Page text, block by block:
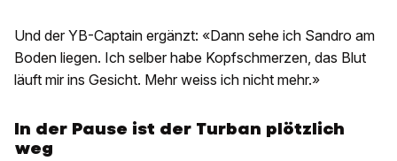
Und der YB-Captain ergänzt: «Dann sehe ich Sandro am
Boden liegen. Ich selber habe Kopfschmerzen, das Blut
läuft mir ins Gesicht. Mehr weiss ich nicht mehr.»
In der Pause ist der Turban plötzlich
weg